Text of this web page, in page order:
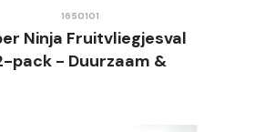
1650101
Ninja Fruitvliegjesval
pack - Duurzaam &